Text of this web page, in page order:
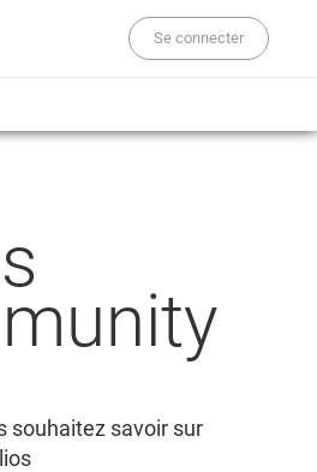
Se connecter
souhaitez savoir sur